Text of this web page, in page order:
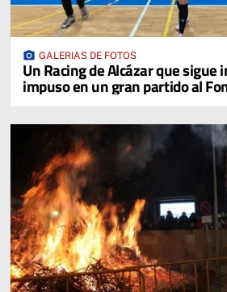
photo_camera GALERIAS DE FOTOS
Un Racing de Alcázar que sigue
impuso en un gran partido al